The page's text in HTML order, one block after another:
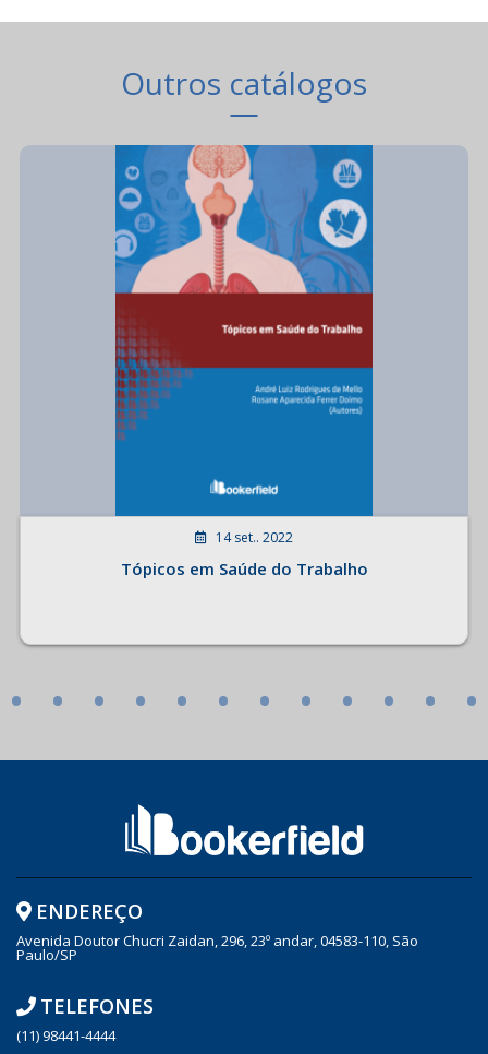
Outros catálogos
14 set.. 2022
Tópicos em Saúde do Trabalho
• • • • • • • • • • • •
ENDEREÇO
Avenida Doutor Chucri Zaidan, 296, 23º andar, 04583-110, São
Paulo/SP
TELEFONES
(11) 98441-4444